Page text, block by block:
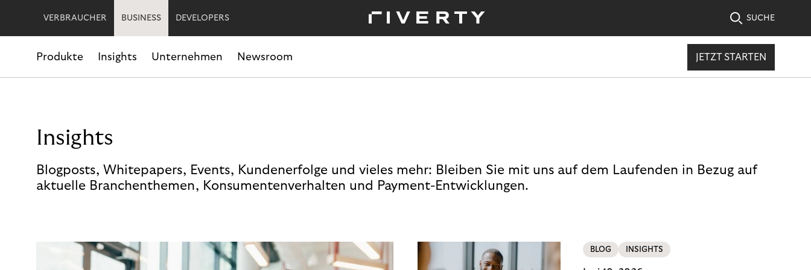
VERBRAUCHER BUSINESS DEVELOPERS SUCHE
Produkte Insights Unternehmen Newsroom JETZT STARTEN
Insights
Blogposts, Whitepapers, Events, Kundenerfolge und vieles mehr: Bleiben Sie mit uns auf dem Laufenden in Bezug auf
aktuelle Branchenthemen, Konsumentenverhalten und Payment-Entwicklungen.
BLOG INSIGHTS